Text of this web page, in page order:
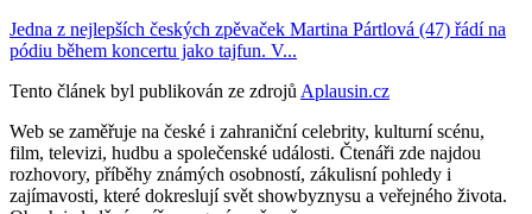
Jedna z nejlepších českých zpěvaček Martina Pártlová (47) řádí na
pódiu během koncertu jako tajfun. V...
Tento článek byl publikován ze zdrojů Aplausin.cz
Web se zaměřuje na české i zahraniční celebrity, kulturní scénu,
film, televizi, hudbu a společenské události. Čtenáři zde najdou
rozhovory, příběhy známých osobností, zákulisní pohledy i
zajímavosti, které dokreslují svět showbyznysu a veřejného života.